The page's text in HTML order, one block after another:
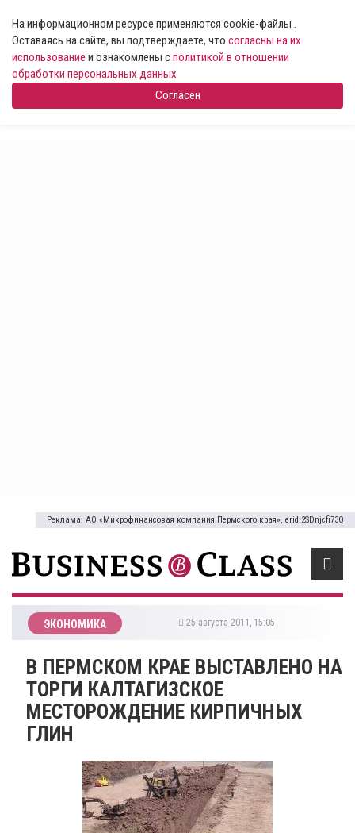
На информационном ресурсе применяются cookie-файлы .
Оставаясь на сайте, вы подтверждаете, что согласны на их
использование и ознакомлены сполитикой в отношении
обработки персональных данных
Согласен
Реклама: АО «Микрофинансовая компания Пермского края», erid:2SDnjcfi73Q
ЭКОНОМИКА 25 августа 2011, 15:05
В ПЕРМСКОМ КРАЕ ВЫСТАВЛЕНО НА
ТОРГИ КАЛТАГИЗСКОЕ
МЕСТОРОЖДЕНИЕ КИРПИЧНЫХ
ГЛИН